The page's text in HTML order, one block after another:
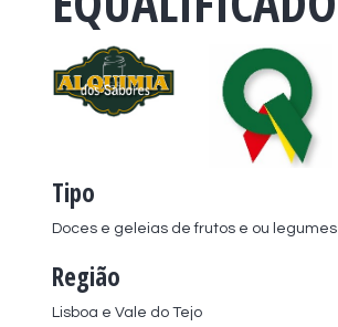
Tipo
Doces e geleias de frutos e ou legumes
Região
Lisboa e Vale do Tejo